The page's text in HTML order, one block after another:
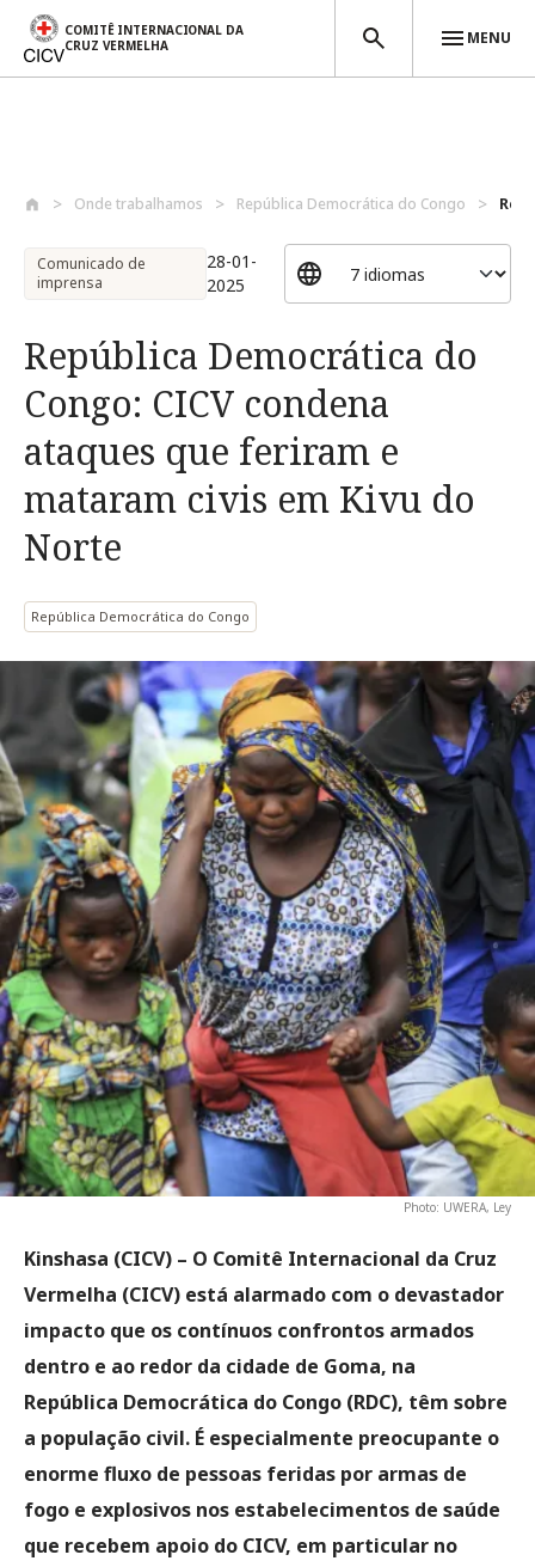
COMITÊ INTERNACIONAL DA
CRUZ VERMELHA
MENU
Onde trabalhamos República Democrática do Congo
Comunicado de
imprensa
28-01-
2025
República Democrática do
Congo: CICV condena
ataques que feriram e
mataram civis em Kivu do
Norte
República Democrática do Congo
Photo: UWERA, Ley
Kinshasa (CICV) – O Comitê Internacional da Cruz
Vermelha (CICV) está alarmado com o devastador
impacto que os contínuos confrontos armados
dentro e ao redor da cidade de Goma, na
República Democrática do Congo (RDC), têm sobre
a população civil. É especialmente preocupante o
enorme fluxo de pessoas feridas por armas de
fogo e explosivos nos estabelecimentos de saúde
que recebem apoio do CICV, em particular no